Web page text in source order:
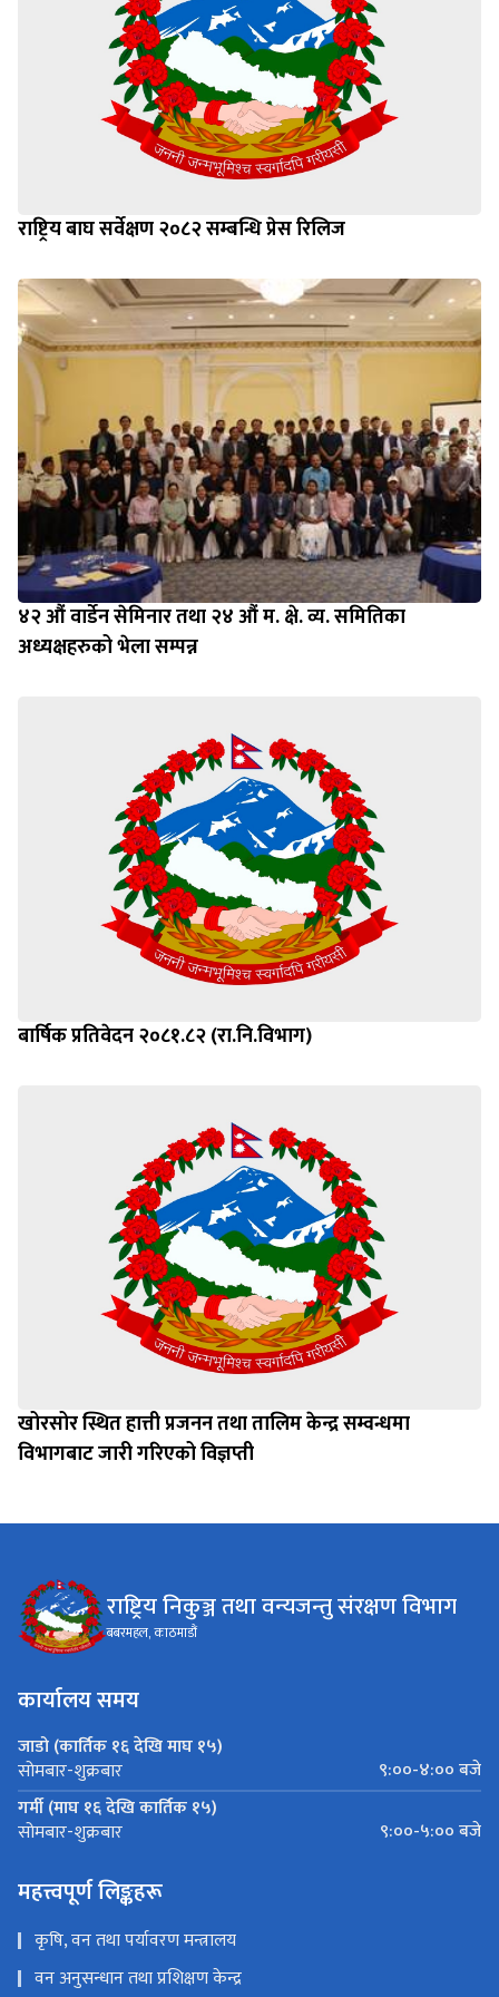
राष्ट्रिय बाघ सर्वेक्षण २०८२ सम्बन्धि प्रेस रिलिज
४२ औं वार्डेन सेमिनार तथा २४ औं म. क्षे. व्य. समितिका
अध्यक्षहरुको भेला सम्पन्न
बार्षिक प्रतिवेदन २०८१.८२ (रा.नि.विभाग)
खोरसोर स्थित हात्ती प्रजनन तथा तालिम केन्द्र सम्वन्धमा
विभागबाट जारी गरिएको विज्ञप्ती
राष्ट्रिय निकुञ्ज तथा वन्यजन्तु संरक्षण विभाग
बबरमहल, काठमाडौं
कार्यालय समय
जाडो (कार्तिक १६ देखि माघ १५)
सोमबार-शुक्रबार
९:००-४:०० बजे
गर्मी (माघ १६ देखि कार्तिक १५)
सोमबार-शुक्रबार ९:००-५:०० बजे
महत्त्वपूर्ण लिङ्कहरू
कृषि, वन तथा पर्यावरण मन्त्रालय
वन अनुसन्धान तथा प्रशिक्षण केन्द्र